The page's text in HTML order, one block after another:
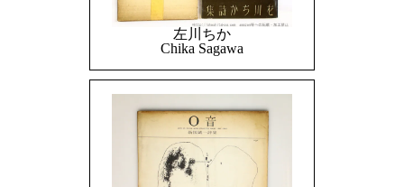
左川ちか
Chika Sagawa